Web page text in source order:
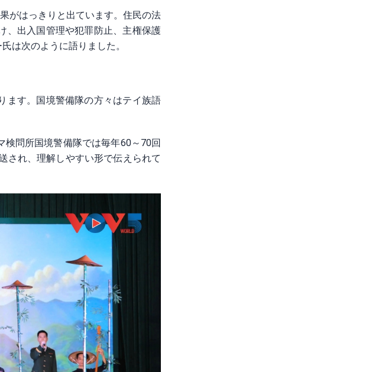
がはっきりと出ています。住民の法
、出入国管理や犯罪防止、主権保護
は次のように語りました。
ます。国境警備隊の方々はテイ族語
問所国境警備隊では毎年60～70回
され、理解しやすい形で伝えられて